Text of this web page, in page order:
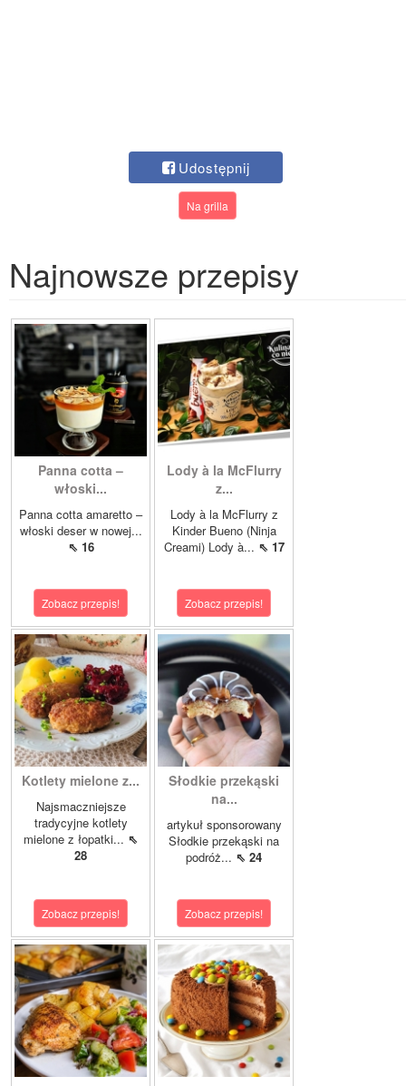
Udostępnij
Na grilla
Najnowsze przepisy
Panna cotta –
włoski...
Panna cotta amaretto –
włoski deser w nowej...
⇖ 16
Zobacz przepis!
Lody à la McFlurry
z...
Lody à la McFlurry z
Kinder Bueno (Ninja
Creami) Lody à... ⇖ 17
Zobacz przepis!
Kotlety mielone z...
Najsmaczniejsze
tradycyjne kotlety
mielone z łopatki... ⇖
28
Zobacz przepis!
Słodkie przekąski
na...
artykuł sponsorowany
Słodkie przekąski na
podróż... ⇖ 24
Zobacz przepis!